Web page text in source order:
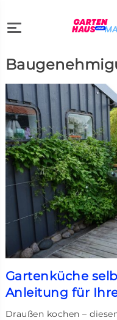
Gartenküche
Anleitung für
Draußen kochen –